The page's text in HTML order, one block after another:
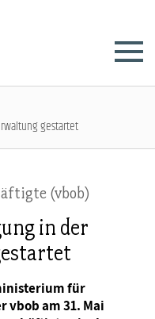
gestartet
(vbob)
in der
für
vbob am 31. Mai